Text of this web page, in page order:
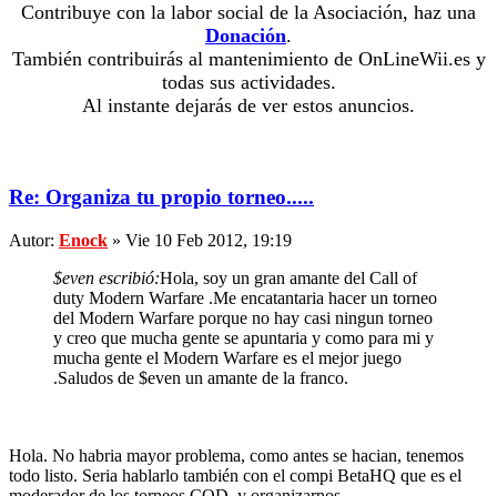
Contribuye con la labor social de la Asociación, haz una
Donación.
También contribuirás al mantenimiento de OnLineWii.es y
todas sus actividades.
Al instante dejarás de ver estos anuncios.
Re: Organiza tu propio torneo.....
Autor: Enock » Vie 10 Feb 2012, 19:19
$even escribió:Hola, soy un gran amante del Call of
duty Modern Warfare .Me encatantaria hacer un torneo
del Modern Warfare porque no hay casi ningun torneo
y creo que mucha gente se apuntaria y como para mi y
mucha gente el Modern Warfare es el mejor juego
.Saludos de $even un amante de la franco.
Hola. No habria mayor problema, como antes se hacian, tenemos
todo listo. Seria hablarlo también con el compi BetaHQ que es el